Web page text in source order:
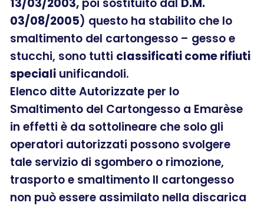
03/08/2005) questo ha stabilito che lo
smaltimento del cartongesso – gesso e
stucchi, sono tutti classificati come rifiuti
speciali unificandoli.
Elenco ditte Autorizzate per lo
Smaltimento del Cartongesso a Emarèse
in effetti è da sottolineare che solo gli
operatori autorizzati possono svolgere
tale servizio di sgombero o rimozione,
trasporto e smaltimento Il cartongesso
non può essere assimilato nella discarica